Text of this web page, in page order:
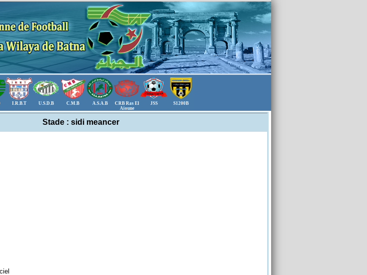
I.R.B.T U.S.D.B C.M.B A.S.A.B
CRB Ras El
Aioune
JSS S1200B
Stade : sidi meancer